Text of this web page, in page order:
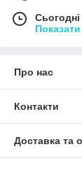
Про нас
Контакти
Доставка та